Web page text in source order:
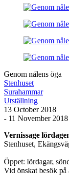
Genom nålens öga
Stenhuset
Surahammar
Utställning
13 October 2018
- 11 November 2018
Vernissage
Stenhuset,
Öppet: lördagar,
Vid önskat besök